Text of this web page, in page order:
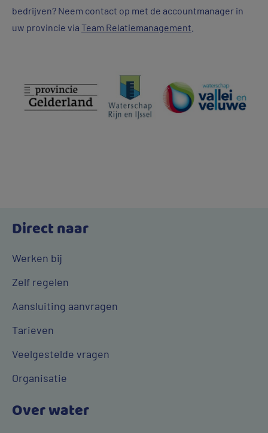
bedrijven? Neem contact op met de accountmanager in
uw provincie via Team Relatiemanagement
Direct naar
Werken bij
Zelf regelen
Aansluiting aanvragen
Tarieven
Veelgestelde vragen
Organisatie
Over water